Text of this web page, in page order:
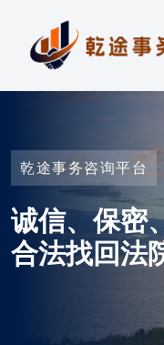
乾途事务咨询平台
诚信、保密
合法找回法